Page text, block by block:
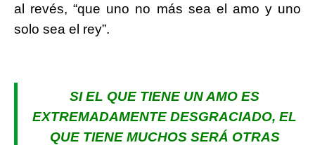
al revés, “que uno no más sea el amo y uno
solo sea el rey”.
SI EL QUE TIENE UN AMO ES
EXTREMADAMENTE DESGRACIADO, EL
QUE TIENE MUCHOS SERÁ OTRAS